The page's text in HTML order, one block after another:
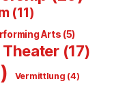
(11)
Arts (5)
Theater(17)
Vermittlung (4)